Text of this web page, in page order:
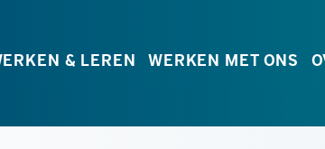
& LEREN WERKEN MET ONS